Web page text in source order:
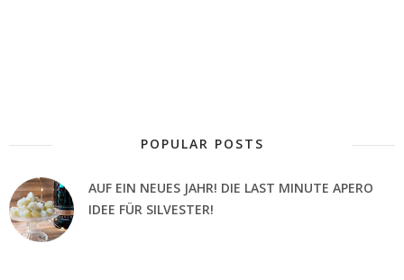
POPULAR POSTS
AUF EIN NEUES JAHR! DIE LAST MINUTE APERO
IDEE FÜR SILVESTER!